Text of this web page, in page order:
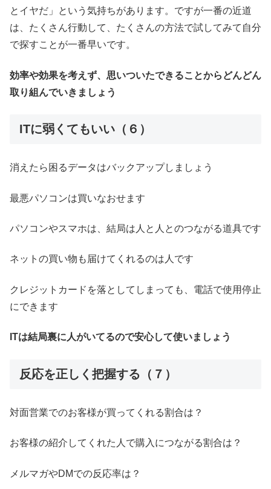
とイヤだ」という気持ちがあります。ですが一番の近道
は、たくさん行動して、たくさんの方法で試してみて自分
で探すことが一番早いです。
効率や効果を考えず、思いついたできることからどんどん
取り組んでいきましょう
ITに弱くてもいい（６）
消えたら困るデータはバックアップしましょう
最悪パソコンは買いなおせます
パソコンやスマホは、結局は人と人とのつながる道具です
ネットの買い物も届けてくれるのは人です
クレジットカードを落としてしまっても、電話で使用停止
にできます
ITは結局裏に人がいてるので安心して使いましょう
反応を正しく把握する（７）
対面営業でのお客様が買ってくれる割合は？
お客様の紹介してくれた人で購入につながる割合は？
メルマガやDMでの反応率は？